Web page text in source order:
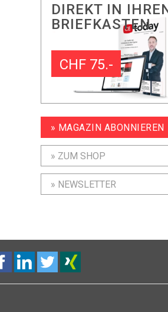
DIREKT IN
BRIEFKASTEN
CHF 75.-
» MAGAZIN ABONNIEREN
» ZUM SHOP
» NEWSLETTER